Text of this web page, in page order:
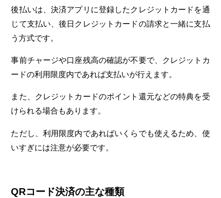
後払いは、決済アプリに登録したクレジットカードを通
じて支払い、後日クレジットカードの請求と一緒に支払
う方式です。
事前チャージや口座残高の確認が不要で、クレジットカ
ードの利用限度内であれば支払いが行えます。
また、クレジットカードのポイント還元などの特典を受
けられる場合もあります。
ただし、利用限度内であればいくらでも使えるため、使
いすぎには注意が必要です。
QRコード決済の主な種類